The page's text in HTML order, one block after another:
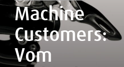
Machine
Customers:
Vom